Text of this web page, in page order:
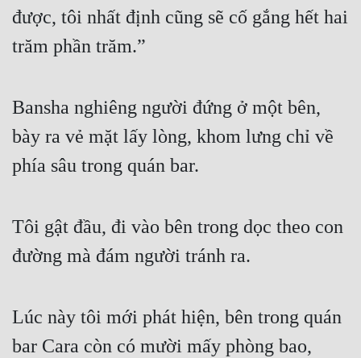
được, tôi nhất định cũng sẽ cố gắng hết hai
trăm phần trăm.”
Bansha nghiêng người đứng ở một bên,
bày ra vẻ mặt lấy lòng, khom lưng chỉ về
phía sâu trong quán bar.
Tôi gật đầu, đi vào bên trong dọc theo con
đường mà đám người tránh ra.
Lúc này tôi mới phát hiện, bên trong quán
bar Cara còn có mười mấy phòng bao,